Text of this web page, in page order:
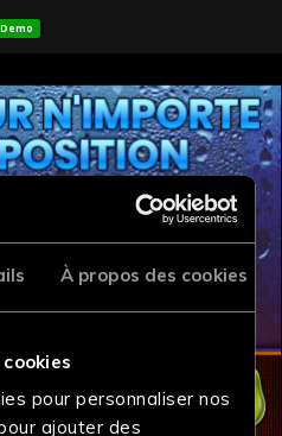
À propos des cookies
pour personnaliser nos
ajouter des
Demo